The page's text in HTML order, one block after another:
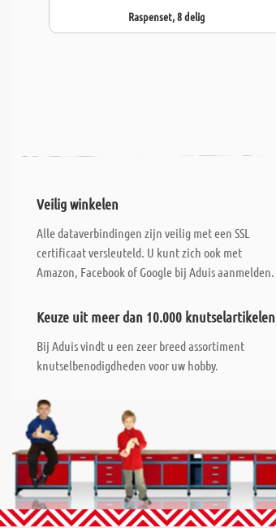
Raspenset, 8 delig
Veilig winkelen
Alle dataverbindingen zijn veilig met een SSL
certificaat versleuteld. U kunt zich ook met
Amazon, Facebook of Google bij Aduis aanmelden.
Keuze uit meer dan 10.000 knutselartikelen
Bij Aduis vindt u een zeer breed assortiment
knutselbenodigdheden voor uw hobby.